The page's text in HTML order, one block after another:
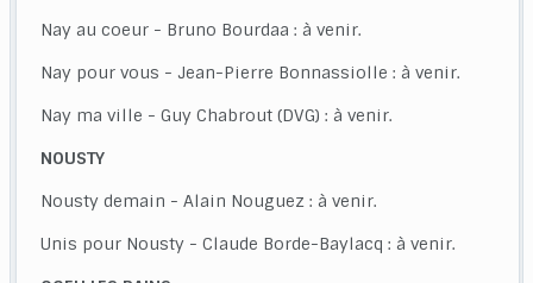
Nay au coeur - Bruno Bourdaa : à venir.
Nay pour vous - Jean-Pierre Bonnassiolle : à venir.
Nay ma ville - Guy Chabrout (DVG) : à venir.
NOUSTY
Nousty demain - Alain Nouguez : à venir.
Unis pour Nousty - Claude Borde-Baylacq : à venir.